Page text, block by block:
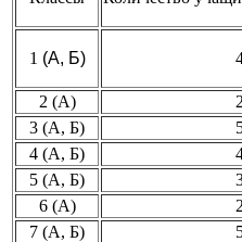
1 (А, Б)
2 (А)
3 (А, Б)
4 (А, Б)
5 (А, Б)
6 (А)
7 (А, Б)